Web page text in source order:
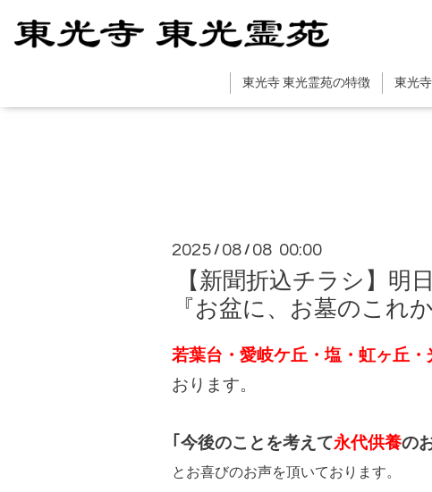
東光寺 東光霊苑の特徴 東光
2025 / 08 / 08 00:00
【新聞折込チラシ】明
『お盆に、お墓のこれ
若葉台・愛岐ケ丘・塩・虹ヶ丘
おります。
｢今後のことを考えて永代供養の
とお喜びのお声を頂いております。